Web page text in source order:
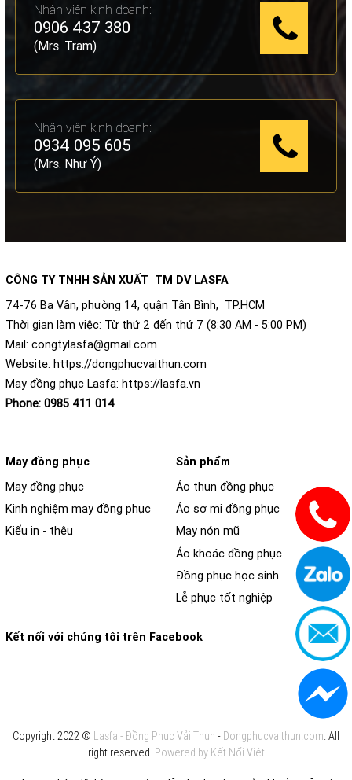
Nhân viên kinh doanh:
0906 437 380
(Mrs. Tram)
Nhân viên kinh doanh:
0934 095 605
(Mrs. Như Ý)
CÔNG TY TNHH SẢN XUẤT TM DV LASFA
74-76 Ba Vân, phường 14, quận Tân Bình, TP.HCM
Thời gian làm việc: Từ thứ 2 đến thứ 7 (8:30 AM - 5:00 PM)
Mail:congtylasfa@gmail.com
Website:https://dongphucvaithun.com
May đồng phục Lasfa:https://lasfa.vn
Phone:0985 411 014
May đồng phục
May đồng phục
Kinh nghiệm may đồng phục
Kiểu in - thêu
Sản phẩm
Áo thun đồng phục
Áo sơ mi đồng phục
May nón mũ
Áo khoác đồng phục
Đồng phục học sinh
Lễ phục tốt nghiệp
Kết nối với chúng tôi trên Facebook
Copyright 2022 © Lasfa - Đồng Phục Vải Thun - Dongphucvaithun.com. All
right reserved. Powered by Kết Nối Việt